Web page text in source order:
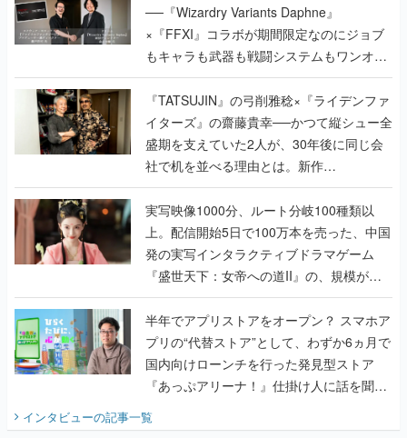
──『Wizardry Variants Daphne』
×『FFXI』コラボが期間限定なのにジョブ
もキャラも武器も戦闘システムもワンオフ
で作り込まれた理由を両ディレクターに聞
く
『TATSUJIN』の弓削雅稔×『ライデンファ
イターズ』の齋藤貴幸──かつて縦シュー全
盛期を支えていた2人が、30年後に同じ会
社で机を並べる理由とは。新作
『TATSUJIN EXTREME』で初タッグを組
んだレジェンド2人に訊く開発秘話
実写映像1000分、ルート分岐100種類以
上。配信開始5日で100万本を売った、中国
発の実写インタラクティブドラマゲーム
『盛世天下：女帝への道II』の、規模が違
うこだわりをプロデューサーに聞いた
半年でアプリストアをオープン？ スマホア
プリの“代替ストア”として、わずか6ヵ月で
国内向けローンチを行った発見型ストア
『あっぷアリーナ！』仕掛け人に話を聞い
インタビューの記事一覧